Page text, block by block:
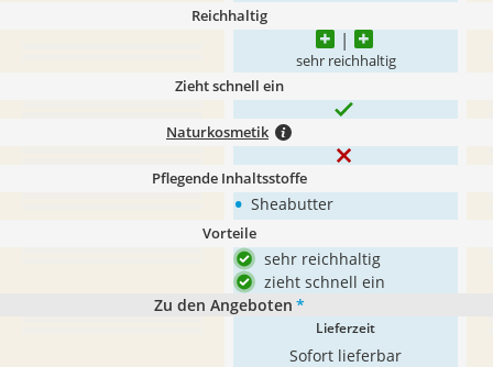
Reichhaltig
sehr reichhaltig
Zieht schnell ein
Naturkosmetik
Pflegende Inhaltsstoffe
• Sheabutter
Vorteile
sehr reichhaltig
zieht schnell ein
Zu den Angeboten *
Lieferzeit
Sofort lieferbar